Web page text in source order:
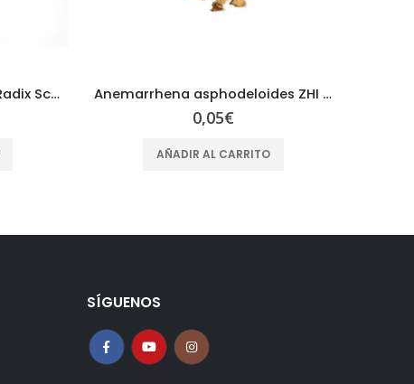
Anemarrhena asphodeloides ZHI MU Radix Anemarrhenae Cinnamomum cassia – Cortex Cinnamomi – ROU GUI
0,09€
AÑADIR AL CARRITO
SÍGUENOS